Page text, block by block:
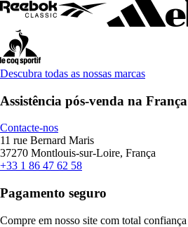
Descubra todas as nossas marcas
Assistência pós-venda na França
Contacte-nos
11 rue Bernard Maris
37270 Montlouis-sur-Loire, França
+33 1 86 47 62 58
Pagamento seguro
Compre em nosso site com total confiança